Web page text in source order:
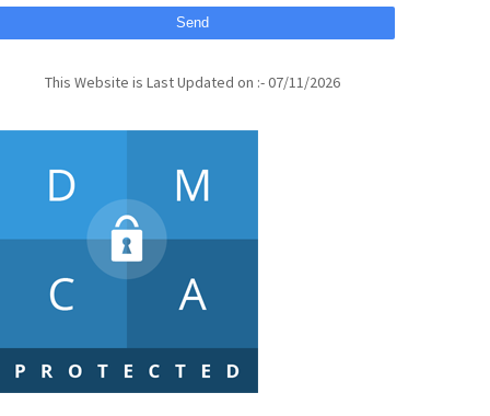
This Website is Last Updated on :- 07/11/2026